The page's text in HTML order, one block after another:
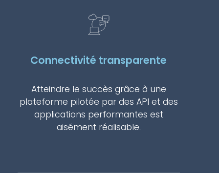
Connectivité transparente
Atteindre le succès grâce à une
plateforme pilotée par des API et des
applications performantes est
aisément réalisable.